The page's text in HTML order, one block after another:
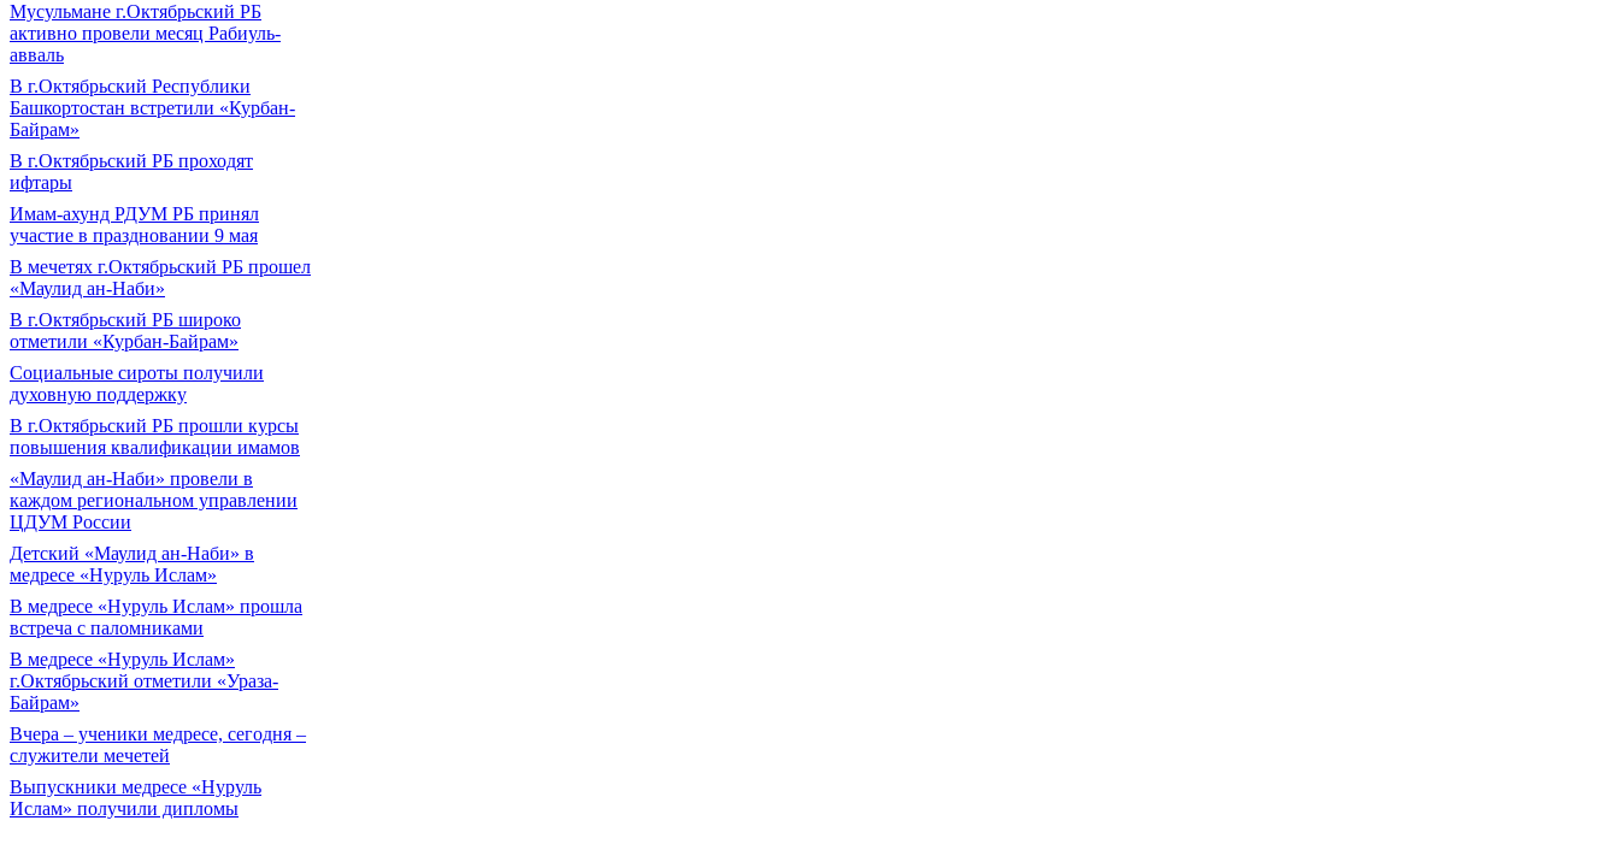
Мусульмане г.Октябрьский РБ
активно провели месяц Рабиуль-
авваль
В г.Октябрьский Республики
Башкортостан встретили «Курбан-
Байрам»
В г.Октябрьский РБ проходят
ифтары
Имам-ахунд РДУМ РБ принял
участие в праздновании 9 мая
В мечетях г.Октябрьский РБ прошел
«Маулид ан-Наби»
В г.Октябрьский РБ широко
отметили «Курбан-Байрам»
Социальные сироты получили
духовную поддержку
В г.Октябрьский РБ прошли курсы
повышения квалификации имамов
«Маулид ан-Наби» провели в
каждом региональном управлении
ЦДУМ России
Детский «Маулид ан-Наби» в
медресе «Нуруль Ислам»
В медресе «Нуруль Ислам» прошла
встреча с паломниками
В медресе «Нуруль Ислам»
г.Октябрьский отметили «Ураза-
Байрам»
Вчера – ученики медресе, сегодня –
служители мечетей
Выпускники медресе «Нуруль
Ислам» получили дипломы